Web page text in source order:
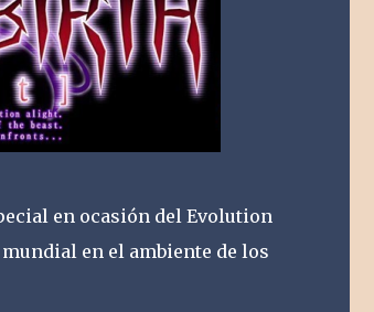
en ocasión del Evolution
en el ambiente de los